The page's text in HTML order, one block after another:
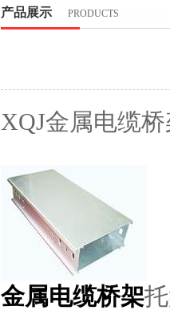
产品展示 PRODUCTS
XQJ金属电缆
金属电缆桥架